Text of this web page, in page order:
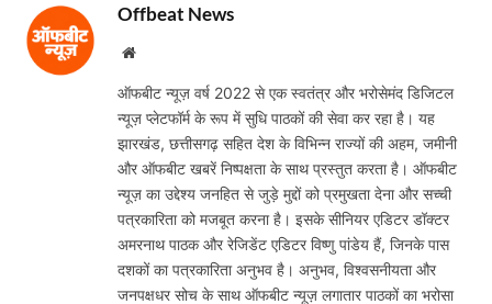
Offbeat News
Website
ऑफबीट न्यूज़ वर्ष 2022 से एक स्वतंत्र और भरोसेमंद डिजिटल
न्यूज़ प्लेटफॉर्म के रूप में सुधि पाठकों की सेवा कर रहा है। यह
झारखंड, छत्तीसगढ़ सहित देश के विभिन्न राज्यों की अहम, जमीनी
और ऑफबीट खबरें निष्पक्षता के साथ प्रस्तुत करता है। ऑफबीट
न्यूज़ का उद्देश्य जनहित से जुड़े मुद्दों को प्रमुखता देना और सच्ची
पत्रकारिता को मजबूत करना है। इसके सीनियर एडिटर डॉक्टर
अमरनाथ पाठक और रेजिडेंट एडिटर विष्णु पांडेय हैं, जिनके पास
दशकों का पत्रकारिता अनुभव है। अनुभव, विश्वसनीयता और
जनपक्षधर सोच के साथ ऑफबीट न्यूज़ लगातार पाठकों का भरोसा